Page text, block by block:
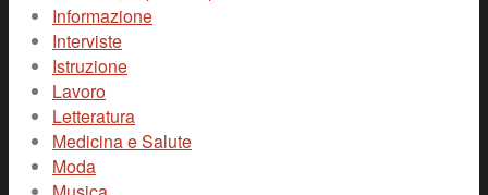
Informazione
Interviste
Istruzione
Lavoro
Letteratura
Medicina e Salute
Moda